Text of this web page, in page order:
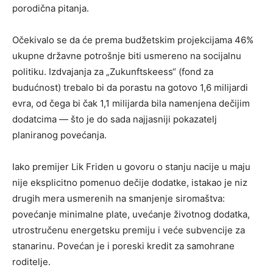
porodična pitanja.
Očekivalo se da će prema budžetskim projekcijama 46%
ukupne državne potrošnje biti usmereno na socijalnu
politiku. Izdvajanja za „Zukunftskeess“ (fond za
budućnost) trebalo bi da porastu na gotovo 1,6 milijardi
evra, od čega bi čak 1,1 milijarda bila namenjena dečijim
dodatcima — što je do sada najjasniji pokazatelj
planiranog povećanja.
Iako premijer Lik Friden u govoru o stanju nacije u maju
nije eksplicitno pomenuo dečije dodatke, istakao je niz
drugih mera usmerenih na smanjenje siromaštva:
povećanje minimalne plate, uvećanje životnog dodatka,
utrostručenu energetsku premiju i veće subvencije za
stanarinu. Povećan je i poreski kredit za samohrane
roditelje.